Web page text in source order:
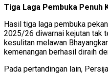
Tiga Laga Pembuka Penuh
Hasil tiga laga pembuka
2025/26 diwarnai kejutan tak
kesulitan melawan
kemenangan berhasil diraih
Pada pertandingan lain,